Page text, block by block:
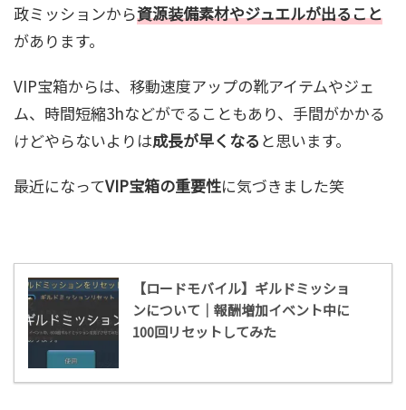
政ミッションから資源装備素材やジュエルが出ること
があります。
VIP宝箱からは、移動速度アップの靴アイテムやジェ
ム、時間短縮3hなどがでることもあり、手間がかかる
けどやらないよりは成長が早くなる と思います。
最近になってVIP宝箱の重要性に気づきました笑
【ロードモバイル】ギルドミッショ
ンについて｜報酬増加イベント中に
100回リセットしてみた